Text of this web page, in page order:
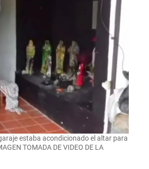
estaba acondicionado el altar para
TOMADA DE VIDEO DE LA